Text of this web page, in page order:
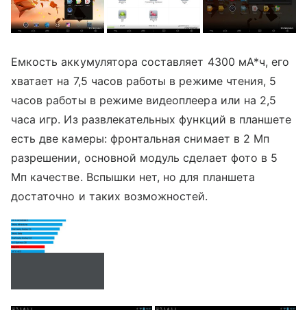
Емкость аккумулятора составляет 4300 мА*ч, его
хватает на 7,5 часов работы в режиме чтения, 5
часов работы в режиме видеоплеера или на 2,5
часа игр. Из развлекательных функций в планшете
есть две камеры: фронтальная снимает в 2 Мп
разрешении, основной модуль сделает фото в 5
Мп качестве. Вспышки нет, но для планшета
достаточно и таких возможностей.